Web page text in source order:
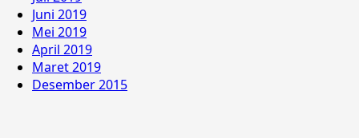
Juni 2019
Mei 2019
April 2019
Maret 2019
Desember 2015